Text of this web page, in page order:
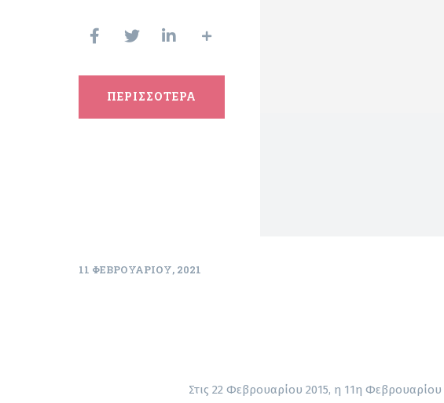
ΠΕΡΙΣΣΟΤΕΡΑ
11 ΦΕΒΡΟΥΑΡΊΟΥ, 2021
Στις 22 Φεβρουαρίου 2015, η 11η